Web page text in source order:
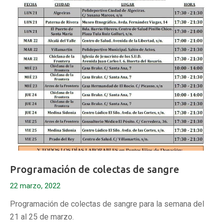
Programación de colectas de sangre
22 marzo, 2022
Programación de colectas de sangre para la semana del
21 al 25 de marzo.